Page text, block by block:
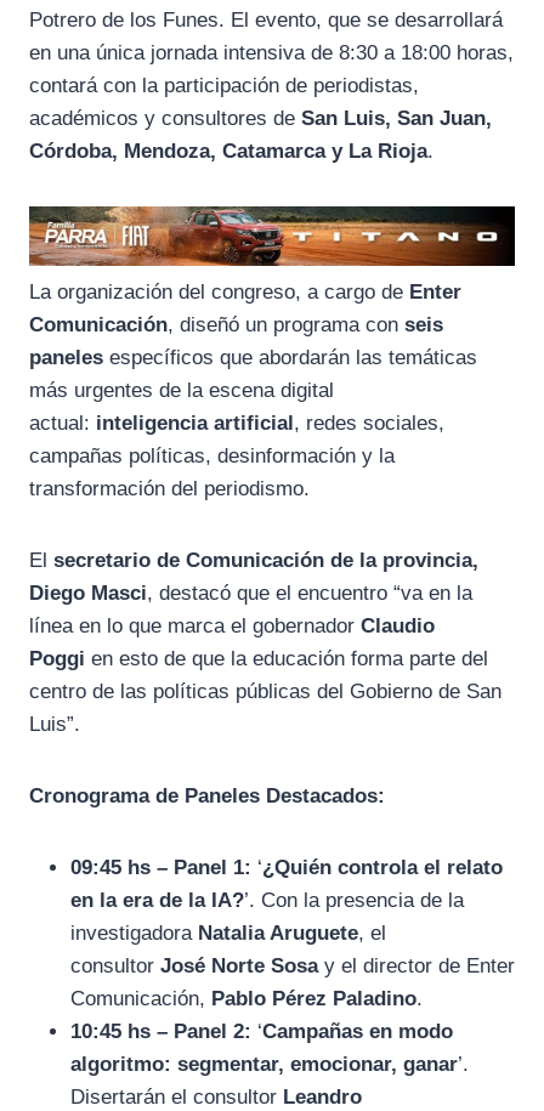
Potrero de los Funes. El evento, que se desarrollará
en una única jornada intensiva de 8:30 a 18:00 horas,
contará con la participación de periodistas,
académicos y consultores de San Luis, San Juan,
Córdoba, Mendoza, Catamarca y La Rioja.
La organización del congreso, a cargo de Enter
Comunicación, diseñó un programa con seis
paneles específicos que abordarán las temáticas
más urgentes de la escena digital
actual: inteligencia artificial, redes sociales,
campañas políticas, desinformación y la
transformación del periodismo.
El secretario de Comunicación de la provincia,
Diego Masci, destacó que el encuentro “va en la
línea en lo que marca el gobernador Claudio
Poggi en esto de que la educación forma parte del
centro de las políticas públicas del Gobierno de San
Luis”.
Cronograma de Paneles Destacados:
09:45 hs – Panel 1: ‘¿Quién controla el relato
en la era de la IA?’. Con la presencia de la
investigadora Natalia Aruguete, el
consultor José Norte Sosay el director de Enter
Comunicación, Pablo Pérez Paladino.
10:45 hs – Panel 2: ‘Campañas en modo
algoritmo: segmentar, emocionar, ganar’.
Disertarán el consultor Leandro